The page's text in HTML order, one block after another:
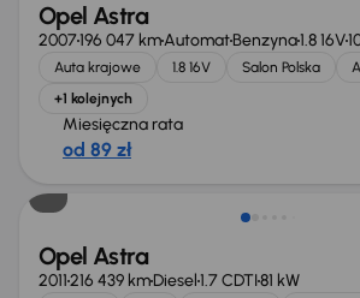
Opel Astra
2007196 047 kmAutomatBenzyna1.8 16V
Auta krajowe 1.8 16V Salon Polska
+1 kolejnych
Miesięczna rata
od 89 zł
Opel Astra
2011216 439 kmDiesel1.7 CDTI81 kW